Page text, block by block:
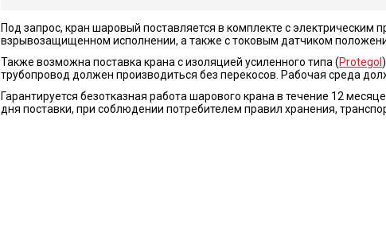
Под запрос, кран шаровый поставляется в комплекте с
взрывозащищенном исполнении, а также с токовым датчиком
Также возможна поставка крана с изоляцией усиленного типа (Protegol
трубопровод должен производиться без перекосов. Рабочая среда
Гарантируется безотказная работа шарового крана в течение 12
дня поставки, при соблюдении потребителем правил хранения,